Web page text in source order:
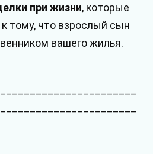
при жизни, которые
тому, что взрослый сын
вашего жилья.